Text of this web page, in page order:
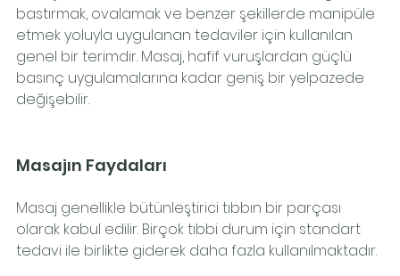
bastırmak, ovalamak ve benzer şekillerde manipüle
etmek yoluyla uygulanan tedaviler için kullanılan
genel bir terimdir. Masaj, hafif vuruşlardan güçlü
basınç uygulamalarına kadar geniş bir yelpazede
değişebilir.
Masajın Faydaları
Masaj genellikle bütünleştirici tıbbın bir parçası
olarak kabul edilir. Birçok tıbbi durum için standart
tedavi ile birlikte giderek daha fazla kullanılmaktadır.